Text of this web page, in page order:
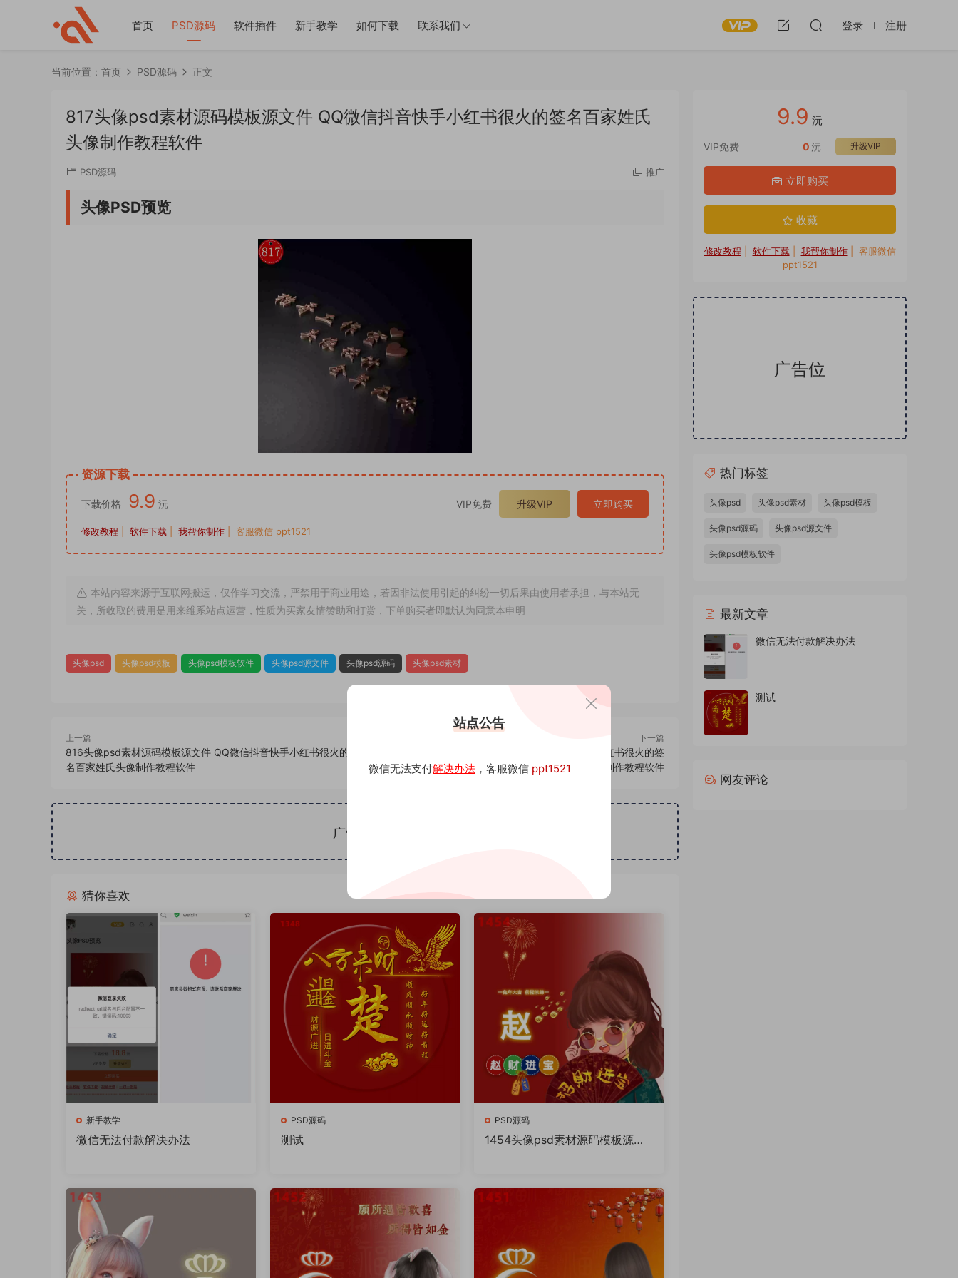
首页 PSD源码 软件插件 新手教学 如何下载 联系我们 登录 注册
当前位置： 首页 PSD源码 正文
817头像psd素材源码模板源文件 QQ微信抖音快手小红书很火的签名百家姓氏
头像制作教程软件
PSD源码 推广
头像PSD预览
资源下载
下载价格 9.9 沅 VIP免费 升级VIP 立即购买
修改教程 软件下载 我帮你制作 | 客服微信 ppt1521
本站内容来源于互联网搬运，仅作学习交流，严禁用于商业用途，若因非法使用引起的纠纷一切后果由使用者承担，与本站无
关，所收取的费用是用来维系站点运营，性质为买家友情赞助和打赏，下单购买者即默认为同意本申明
头像psd 头像psd模板 头像psd模板软件 头像psd源文件 头像psd源码 头像psd素材
上一篇
816头像psd素材源码模板源文件 QQ微信抖音快手小红书很火的签
名百家姓氏头像制作教程软件
下一篇
818头像psd素材源码模板源文件 QQ微信抖音快手小红书很火的签
名百家姓氏头像制作教程软件
广告位招租
猜你喜欢
新手教学
微信无法付款解决办法
PSD源码
测试
PSD源码
1454头像psd素材源码模板源文
9.9 沅
VIP免费 升级VIP
0沅
立即购买
收藏
修改教程 软件下载 我帮你制作| 客服微信
ppt1521
广告位
热门标签
头像psd 头像psd素材 头像psd模板
头像psd源码 头像psd源文件
头像psd模板软件
最新文章
微信无法付款解决办法
测试
网友评论
站点公告
微信无法支付解决办法 ，客服微信 ppt1521